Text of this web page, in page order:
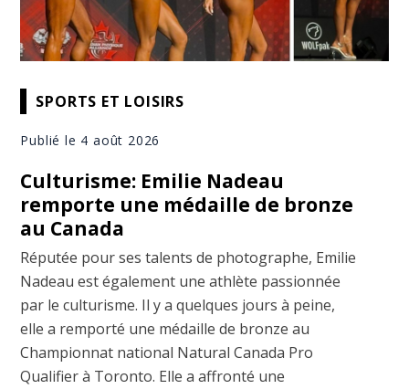
SPORTS ET LOISIRS
Publié le 4 août 2026
Culturisme: Emilie Nadeau
remporte une médaille de bronze
au Canada
Réputée pour ses talents de photographe, Emilie
Nadeau est également une athlète passionnée
par le culturisme. Il y a quelques jours à peine,
elle a remporté une médaille de bronze au
Championnat national Natural Canada Pro
Qualifier à Toronto. Elle a affronté une